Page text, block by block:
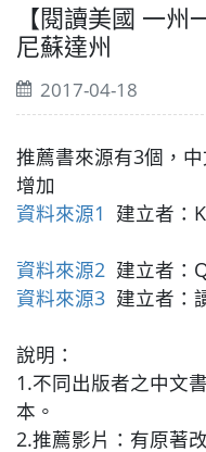
【閱讀美國 一
尼蘇達州
2017-04-18
推薦書來源有3個，
增加
資料來源1 建立者
資料來源2 建立
資料來源3 建立
說明：
1.不同出版者之中文
本。
2.推薦影片：有原著